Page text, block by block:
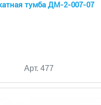
тумба ДМ-2-007-07
Арт. 477